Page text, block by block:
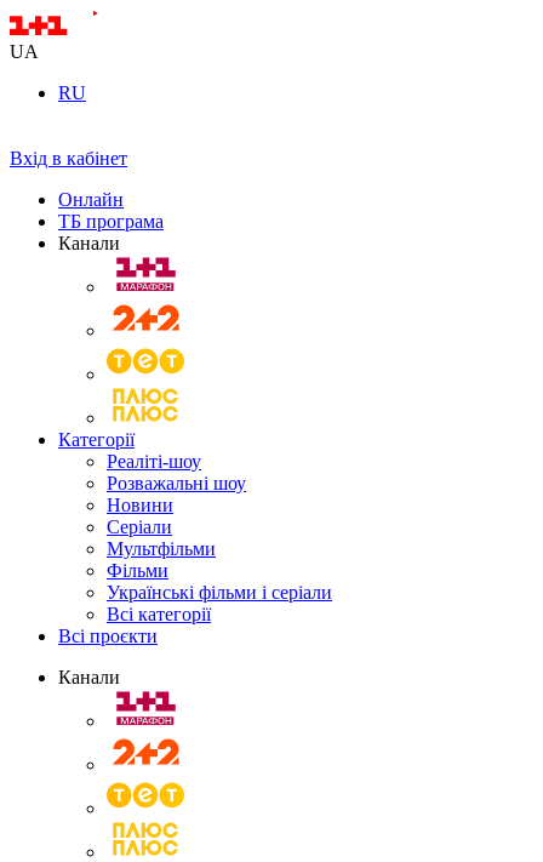
UA
RU
Вхід в кабінет
Онлайн
ТБ програма
Канали
Категорії
Реаліті-шоу
Розважальні шоу
Новини
Серіали
Мультфільми
Фільми
Українські фільми і серіали
Всі категорії
Всі проєкти
Канали